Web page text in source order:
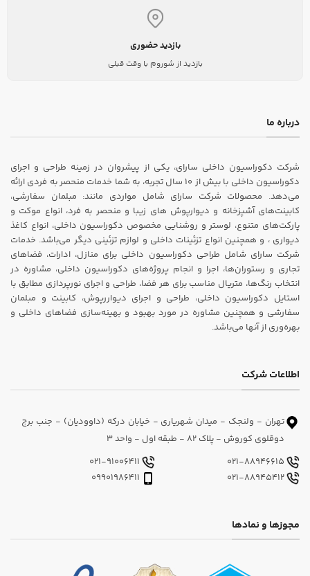
بازدید حضوری
بازدید از شوروم با وقت قبلی
درباره ما
شرکت دکوراسیون داخلی سارای، یکی از پیشروان در زمینه طراحی و اجرای
دکوراسیون داخلی با بیش از ۱۰ سال تجربه، به شما خدمات منحصر به فردی ارائه
می‌دهد. محصولات شرکت سارای شامل مواردی مانند: مبلمان سفارشی،
کابینت‌های آشپزخانه و دیوارپوش های زیبا و منحصر به فرد، انواع موکت و
پارکت‌های متنوع، لوستر و روشنایی مخصوص دکوراسیون داخلی، انواع کاغذ
دیواری ، و همچنین انواع تزئینات داخلی و لوازم تزئینی دیگر می‌باشد. خدمات
شرکت سارای شامل طراحی دکوراسیون داخلی برای منازل، ادارات، فضاهای
تجاری و رستوران‌ها، اجرا و انجام پروژه‌های دکوراسیون داخلی، مشاوره در
انتخاب رنگ‌ها، متریال مناسب برای هر فضا، طراحی و اجرای نورپردازی مطابق با
استایل دکوراسیون داخلی، طراحی و اجرای دیواررپوش، کابینت و مبلمان
سفارشی و همچنین مشاوره در مورد بهبود و بهینه‌سازی فضاهای داخلی و
بهره‌وری از آنها می‌باشد.
اطلاعات شرکت
تهران - ولنجک - میدان شهریاری - خیابان درکه (داوودیان) - جنب برج
دوقلوی کوروش - پلاک 82 - طبقه اول - واحد 3
مجوزها و نمادها